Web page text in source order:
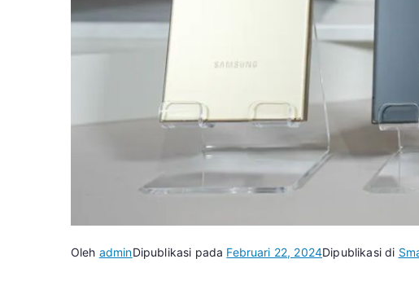
Oleh adminDipublikasi pada Februari 22, 2024Dipublikasi di